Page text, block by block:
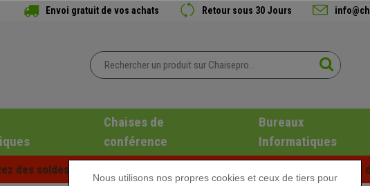
Envoi gratuit de vos achats Retour sous 30 Jours
Chaises de
conférence
Bureaux
Informatiques
des soldes d'été chez Chaisepro ! Des réductions exclusives pour une
Nous utilisons nos propres cookies et ceux de tiers pour